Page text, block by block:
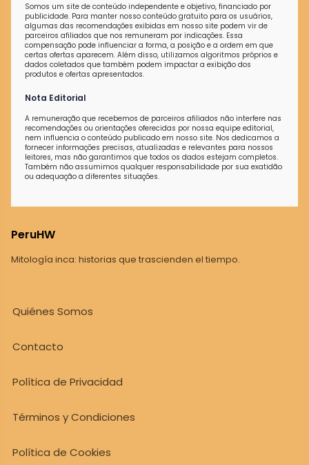
Somos um site de conteúdo independente e objetivo, financiado por
publicidade. Para manter nosso conteúdo gratuito para os usuários,
algumas das recomendações exibidas em nosso site podem vir de
parceiros afiliados que nos remuneram por indicações. Essa
compensação pode influenciar a forma, a posição e a ordem em que
certas ofertas aparecem. Além disso, utilizamos algoritmos próprios e
dados coletados que também podem impactar a exibição dos
produtos e ofertas apresentados.
Nota Editorial
A remuneração que recebemos de parceiros afiliados não interfere nas
recomendações ou orientações oferecidas por nossa equipe editorial,
nem influencia o conteúdo publicado em nosso site. Nos dedicamos a
fornecer informações precisas, atualizadas e relevantes para nossos
leitores, mas não garantimos que todos os dados estejam completos.
Também não assumimos qualquer responsabilidade por sua exatidão
ou adequação a diferentes situações.
PeruHW
Mitología inca: historias que trascienden el tiempo.
Quiénes Somos
Contacto
Política de Privacidad
Términos y Condiciones
Política de Cookies